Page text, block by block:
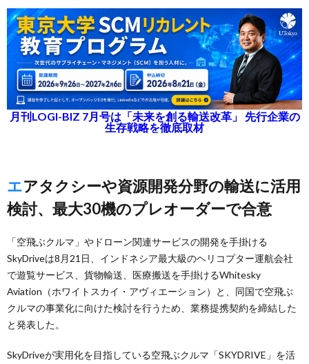
月刊LOGI-BIZ 7月号は「未来を創る輸送改革」 先行企業の
生存戦略を徹底取材
エアタクシーや資源開発分野の輸送に活用
検討、最大30機のプレオーダーで合意
「空飛ぶクルマ」やドローン関連サービスの開発を手掛ける
SkyDriveは8月21日、インドネシア最大級のヘリコプター運航会社
で遊覧サービス、貨物輸送、医療搬送を手掛けるWhitesky
Aviation（ホワイトスカイ・アヴィエーション）と、同国で空飛ぶ
クルマの事業化に向けた検討を行うため、業務提携契約を締結した
と発表した。
SkyDriveが実用化を目指している空飛ぶクルマ「SKYDRIVE」を活